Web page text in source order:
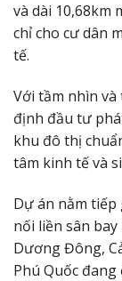
và dài 10,68km
chỉ cho cư dân
tế.
Với tầm nhìn
định đầu tư
khu đô thị
tâm kinh tế và
Dự án nằm tiếp
nối liền sân
Dương Đông,
Phú Quốc